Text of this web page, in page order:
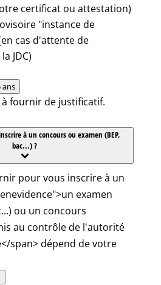
certificat ou attestation)
"instance de
cas d'attente de
JDC)
ans
à fournir de justificatif.
à un concours ou examen (BEP,
bac...) ?
pour vous inscrire à un
examen
ou un concours
au contrôle de l'autorité
span> dépend de votre